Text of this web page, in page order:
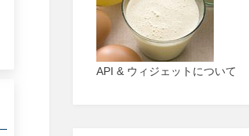
API & ウィジェットについて